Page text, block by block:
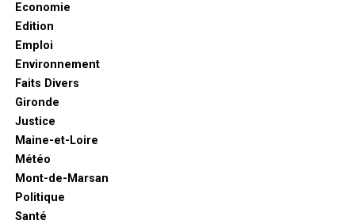
Economie
Edition
Emploi
Environnement
Faits Divers
Gironde
Justice
Maine-et-Loire
Météo
Mont-de-Marsan
Politique
Santé